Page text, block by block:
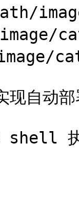
自动部
执